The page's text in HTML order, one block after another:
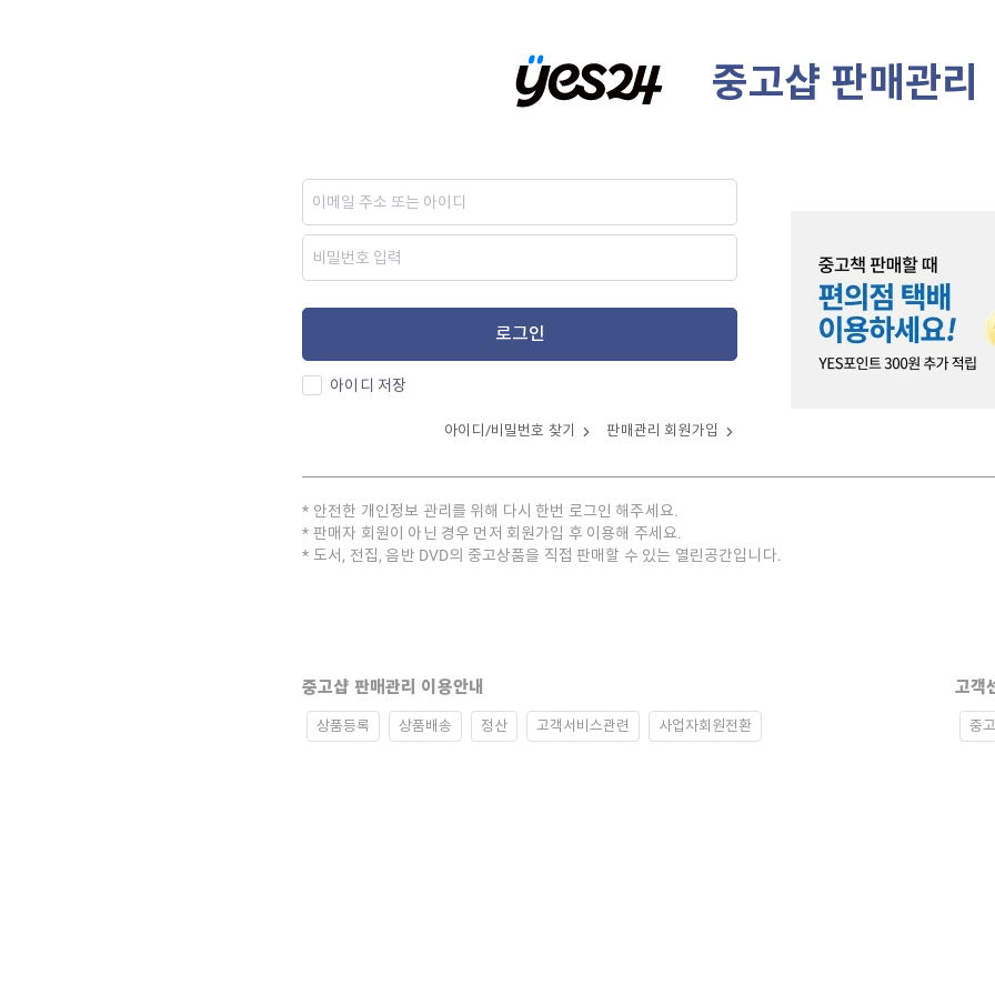
중고샵 판매관리
로그인
아이디 저장
아이디/비밀번호 찾기 판매관리 회원가입
안전한 개인정보 관리를 위해 다시 한번 로그인 해주세요.
판매자 회원이 아닌 경우 먼저 회원가입 후 이용해 주세요.
도서, 전집, 음반 DVD의 중고상품을 직접 판매할 수 있는 열린공간입니다.
중고샵 판매관리 이용안내
상품등록 상품배송 정산 고객서비스관련 사업자회원전환
고객
중